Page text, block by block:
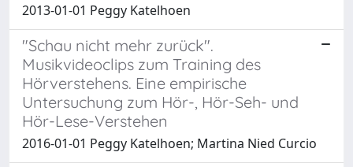
2013-01-01 Peggy Katelhoen
"Schau nicht mehr zurück".
Musikvideoclips zum Training des
Hörverstehens. Eine empirische
Untersuchung zum Hör-, Hör-Seh- und
Hör-Lese-Verstehen
2016-01-01 Peggy Katelhoen; Martina Nied Curcio